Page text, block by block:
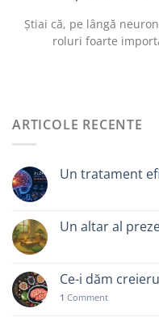
Știai că, pe lângă
roluri foarte
ARTICOLE RECENTE
Un tratament
Un altar al
Ce-i dăm
1 Comment